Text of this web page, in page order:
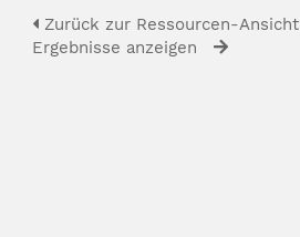
Zurück zur Ressourcen-Ansicht
Ergebnisse anzeigen